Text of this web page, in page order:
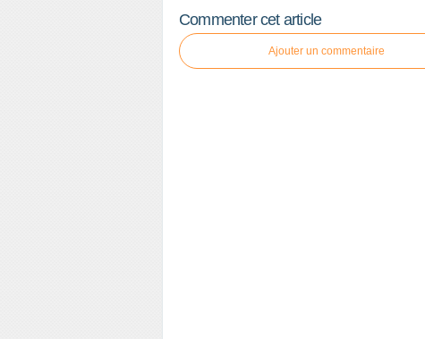
Commenter cet article
Ajouter un commentaire